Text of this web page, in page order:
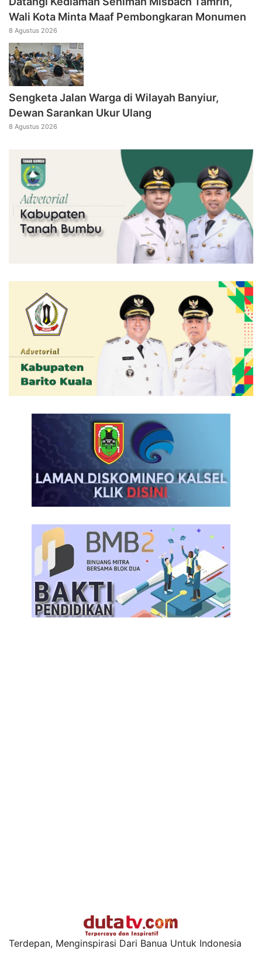
Wali Kota Minta Maaf Pembongkaran Monumen
8 Agustus 2026
Sengketa Jalan Warga di Wilayah Banyiur,
Dewan Sarankan Ukur Ulang
8 Agustus 2026
Terdepan, Menginspirasi Dari Banua Untuk Indonesia